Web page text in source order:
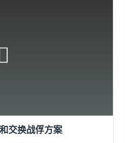
交换战俘方案